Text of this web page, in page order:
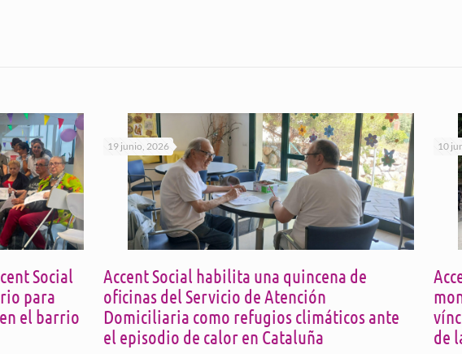
Social
para
el barrio
19 junio, 2026
Accent Social habilita una quincena de
oficinas del Servicio de Atención
Domiciliaria como refugios climáticos ante
el episodio de calor en Cataluña
10
de